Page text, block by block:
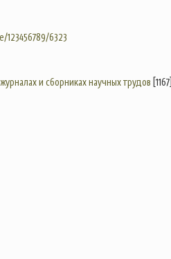
6323
и сборниках научных трудов [1167]